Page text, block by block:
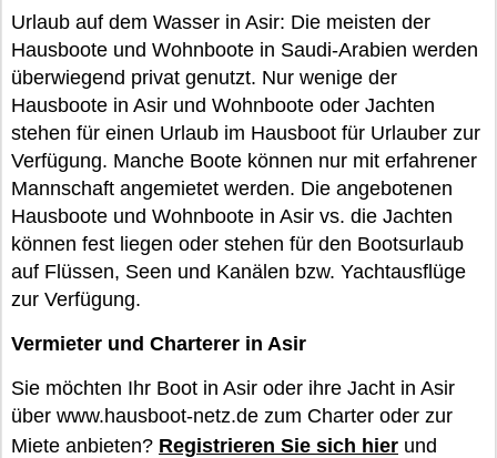
Urlaub auf dem Wasser in Asir: Die meisten der
Hausboote und Wohnboote in Saudi-Arabien werden
überwiegend privat genutzt. Nur wenige der
Hausboote in Asir und Wohnboote oder Jachten
stehen für einen Urlaub im Hausboot für Urlauber zur
Verfügung. Manche Boote können nur mit erfahrener
Mannschaft angemietet werden. Die angebotenen
Hausboote und Wohnboote in Asir vs. die Jachten
können fest liegen oder stehen für den Bootsurlaub
auf Flüssen, Seen und Kanälen bzw. Yachtausflüge
zur Verfügung.
Vermieter und Charterer in Asir
Sie möchten Ihr Boot in Asir oder ihre Jacht in Asir
über www.hausboot-netz.de zum Charter oder zur
Miete anbieten? Registrieren Sie sich hier und